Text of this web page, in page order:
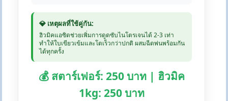
💎 เหตุผลที่ใช้คู่กัน:
ฮิวมิคแอซิดช่วยเพิ่มการดูดซับไนโตรเจนได้ 2-3 เท่า
ทำให้ใบเขียวเข้มและโตเร็วกว่าปกติ ผสมฉีดพ่นพร้อมกัน
ได้ทุกครั้ง
💰 สตาร์เฟอร์: 250 บาท | ฮิวมิค
1kg: 250 บาท